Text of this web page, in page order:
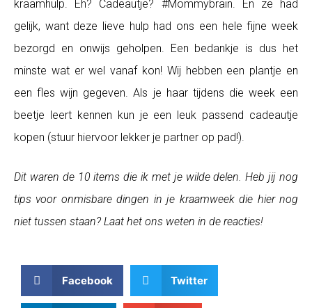
kraamhulp. Eh? Cadeautje? #Mommybrain. En ze had
gelijk, want deze lieve hulp had ons een hele fijne week
bezorgd en onwijs geholpen. Een bedankje is dus het
minste wat er wel vanaf kon! Wij hebben een plantje en
een fles wijn gegeven. Als je haar tijdens die week een
beetje leert kennen kun je een leuk passend cadeautje
kopen (stuur hiervoor lekker je partner op pad!).
Dit waren de 10 items die ik met je wilde delen. Heb jij nog
tips voor onmisbare dingen in je kraamweek die hier nog
niet tussen staan? Laat het ons weten in de reacties!
Facebook Twitter